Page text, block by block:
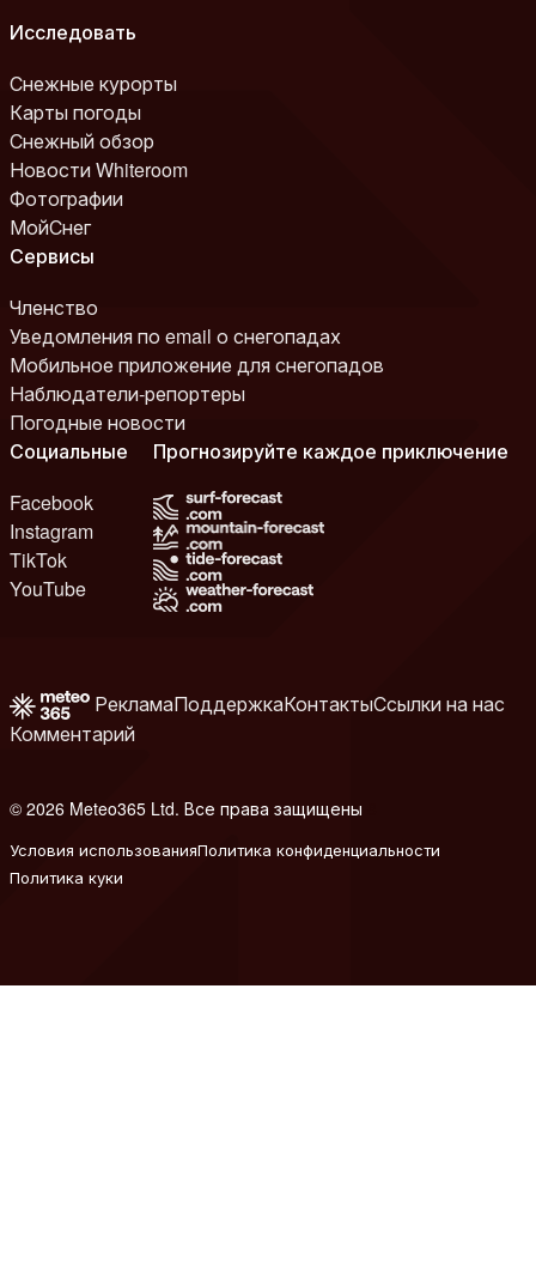
Исследовать
Снежные курорты
Карты погоды
Снежный обзор
Новости Whiteroom
Фотографии
МойСнег
Сервисы
Членство
Уведомления по email о снегопадах
Мобильное приложение для снегопадов
Наблюдатели-репортеры
Погодные новости
Социальные
Facebook
Instagram
TikTok
YouTube
Прогнозируйте каждое приключение
РекламаПоддержкаКонтактыСсылки на нас
Комментарий
© 2026 Meteo365 Ltd. Все права защищены
Условия использованияПолитика конфиденциальности
Политика куки